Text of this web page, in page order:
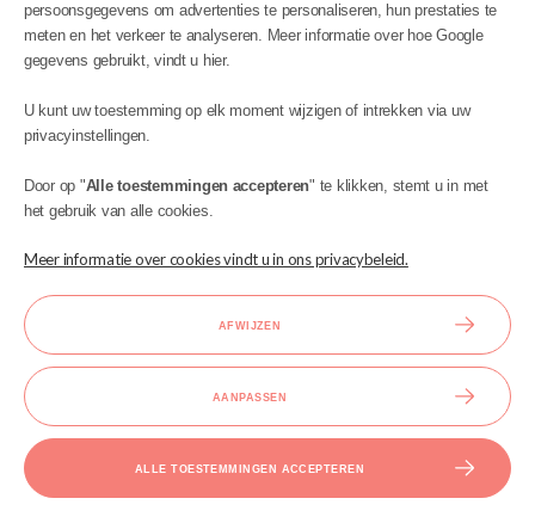
BIJSTAND
Ontwerp en uitvoering:
Copyright © 2023 Kinder Meubels 24 |
persoonsgegevens om advertenties te personaliseren, hun prestaties te
meten en het verkeer te analyseren. Meer informatie over hoe Google
gegevens gebruikt, vindt u hier.
U kunt uw toestemming op elk moment wijzigen of intrekken via uw
privacyinstellingen.
Door op "Alle toestemmingen accepteren" te klikken, stemt u in met
het gebruik van alle cookies.
Meer informatie over cookies vindt u in ons privacybeleid.
AFWIJZEN
AANPASSEN
ALLE TOESTEMMINGEN ACCEPTEREN